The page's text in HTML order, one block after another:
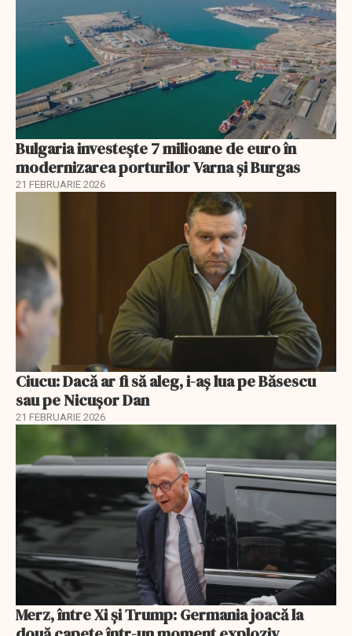
Bulgaria investește 7 milioane de euro în
modernizarea porturilor Varna și Burgas
21 FEBRUARIE 2026
Ciucu: Dacă ar fi să aleg, i-aș lua pe Băsescu
sau pe Nicușor Dan
21 FEBRUARIE 2026
Merz, între Xi și Trump: Germania joacă la